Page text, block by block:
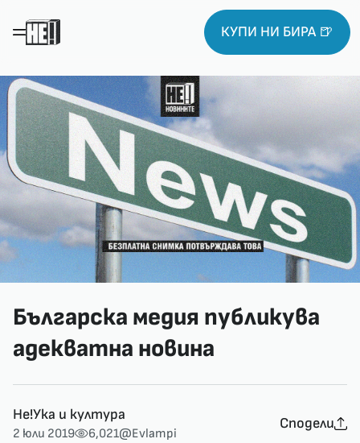
КУПИ НИ БИРА 🍺
Българска медия публикува
адекватна новина
Не!Ука и култура
2 юли 2019 6,021@Evlampi
Сподели